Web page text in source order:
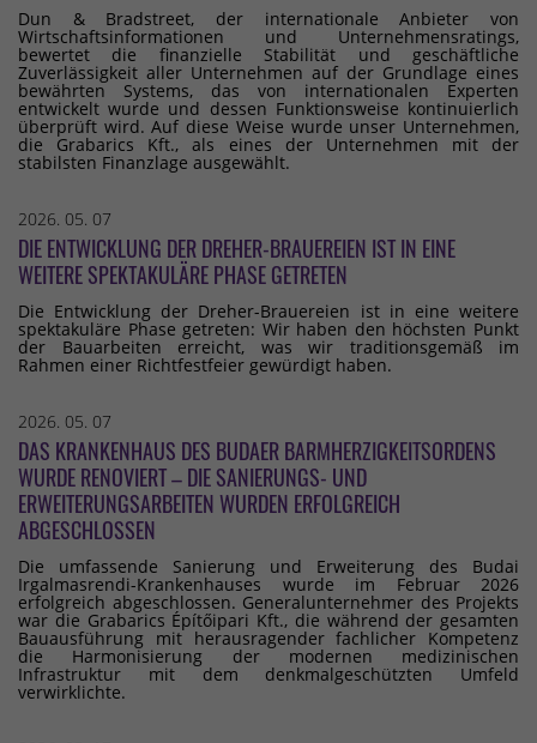
Dun & Bradstreet, der internationale Anbieter von
Wirtschaftsinformationen und Unternehmensratings,
bewertet die finanzielle Stabilität und geschäftliche
Zuverlässigkeit aller Unternehmen auf der Grundlage eines
bewährten Systems, das von internationalen Experten
entwickelt wurde und dessen Funktionsweise kontinuierlich
überprüft wird. Auf diese Weise wurde unser Unternehmen,
die Grabarics Kft., als eines der Unternehmen mit der
stabilsten Finanzlage ausgewählt.
2026. 05. 07
DIE ENTWICKLUNG DER DREHER-BRAUEREIEN IST IN EINE
WEITERE SPEKTAKULÄRE PHASE GETRETEN
Die Entwicklung der Dreher-Brauereien ist in eine weitere
spektakuläre Phase getreten: Wir haben den höchsten Punkt
der Bauarbeiten erreicht, was wir traditionsgemäß im
Rahmen einer Richtfestfeier gewürdigt haben.
2026. 05. 07
DAS KRANKENHAUS DES BUDAER BARMHERZIGKEITSORDENS
WURDE RENOVIERT – DIE SANIERUNGS- UND
ERWEITERUNGSARBEITEN WURDEN ERFOLGREICH
ABGESCHLOSSEN
Die umfassende Sanierung und Erweiterung des Budai
Irgalmasrendi-Krankenhauses wurde im Februar 2026
erfolgreich abgeschlossen. Generalunternehmer des Projekts
war die Grabarics Építőipari Kft., die während der gesamten
Bauausführung mit herausragender fachlicher Kompetenz
die Harmonisierung der modernen medizinischen
Infrastruktur mit dem denkmalgeschützten Umfeld
verwirklichte.